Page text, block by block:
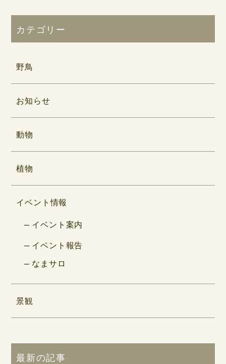
カテゴリー
野鳥
お知らせ
動物
植物
イベント情報
イベント案内
イベント報告
なまサロ
景観
最新の記事